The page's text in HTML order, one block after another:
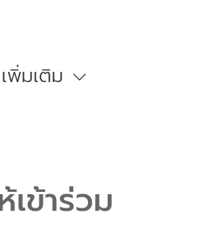
เพิ่มเติม
ข้าร่วม